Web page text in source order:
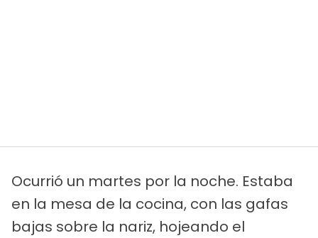
Ocurrió un martes por la noche. Estaba
en la mesa de la cocina, con las gafas
bajas sobre la nariz, hojeando el